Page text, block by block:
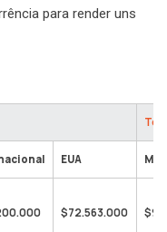
para render uns
EUA
$72.563.000